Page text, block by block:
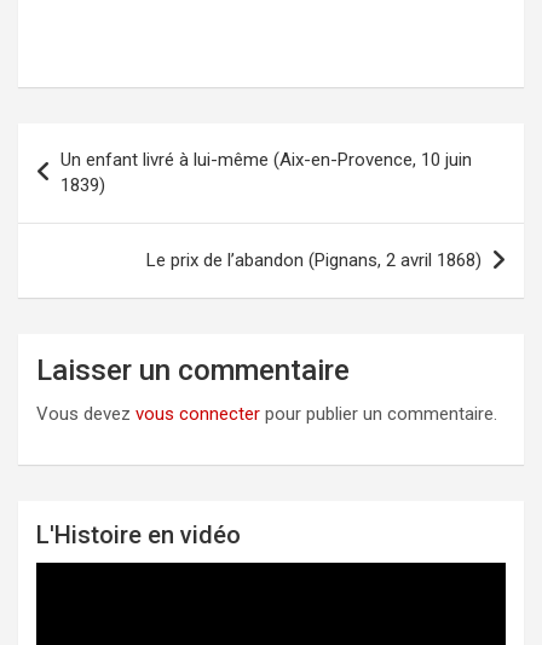
Navigation
l’article
Un enfant livré à lui-même (Aix-en-Provence, 10 juin
1839)
Le prix de l’abandon (Pignans, 2 avril 1868)
Laisser un commentaire
Vous devez vous connecter pour publier un commentaire.
L'Histoire en vidéo